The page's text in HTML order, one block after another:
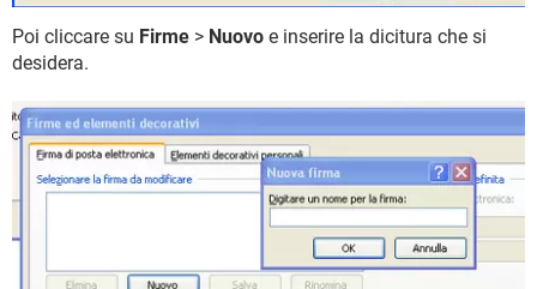
Poi cliccare su Firme > Nuovo e inserire la dicitura che si
desidera.